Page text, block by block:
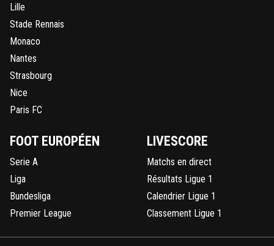
Lille
Stade Rennais
Monaco
Nantes
Strasbourg
Nice
Paris FC
FOOT EUROPÉEN
Serie A
Liga
Bundesliga
Premier League
LIVESCORE
Matchs en direct
Résultats Ligue 1
Calendrier Ligue 1
Classement Ligue 1